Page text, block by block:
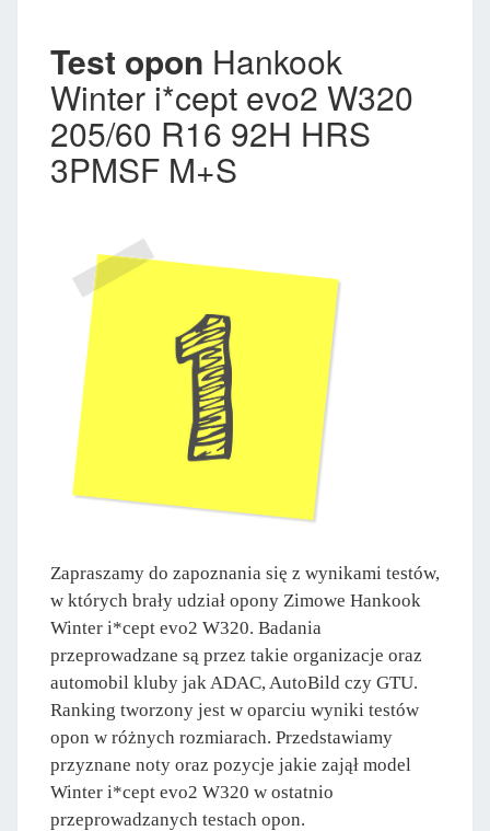
Test opon Hankook
Winter i*cept evo2 W320
205/60 R16 92H HRS
3PMSF M+S
Zapraszamy do zapoznania się z wynikami testów,
w których brały udział opony Zimowe Hankook
Winter i*cept evo2 W320. Badania
przeprowadzane są przez takie organizacje oraz
automobil kluby jak ADAC, AutoBild czy GTU.
Ranking tworzony jest w oparciu wyniki testów
opon w różnych rozmiarach. Przedstawiamy
przyznane noty oraz pozycje jakie zajął model
Winter i*cept evo2 W320 w ostatnio
przeprowadzanych testach opon.